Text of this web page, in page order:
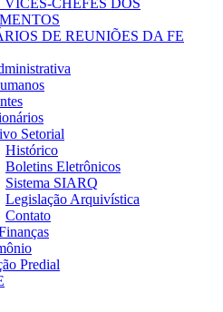
VICES-CHEFES DOS
DE REUNIÕES DA FE
Setorial
Histórico
Boletins Eletrônicos
Sistema SIARQ
Legislação Arquivística
Contato
Predial